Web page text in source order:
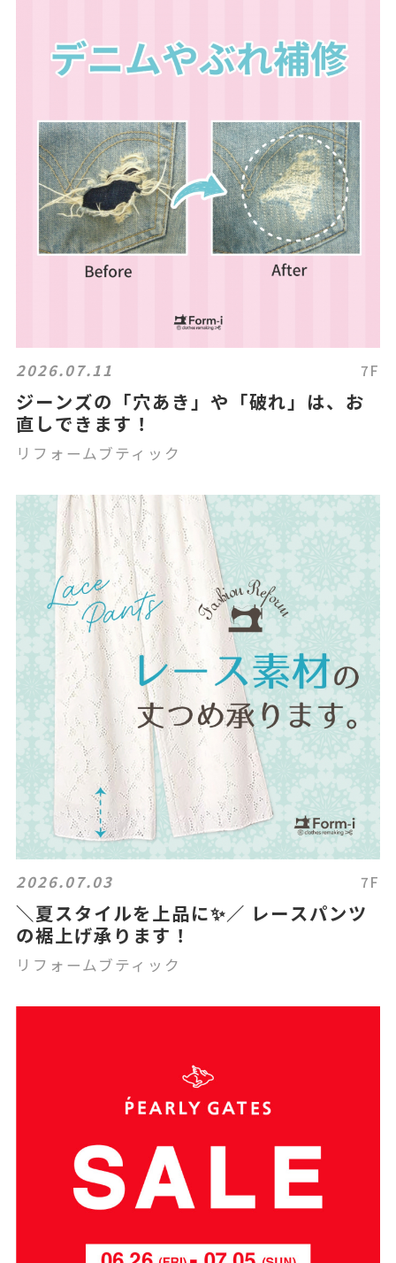
2026.07.11 7F
ジーンズの「穴あき」や「破れ」は、お
直しできます！
リフォームブティック
2026.07.03 7F
＼夏スタイルを上品に✨／ レースパンツ
の裾上げ承ります！
リフォームブティック